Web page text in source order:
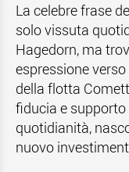
La celebre frase
solo vissuta
Hagedorn, ma
espressione
della flotta
fiducia e
quotidianità,
nuovo